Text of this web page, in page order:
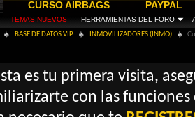
TEMAS NUEVOS HERRAMIENTAS DEL FORO
CURSO AIRBAGS PAYPAL
BASE DE DATOS VIP INMOVILIZADORES (INMO)
es tu primera visita,
con las funciones